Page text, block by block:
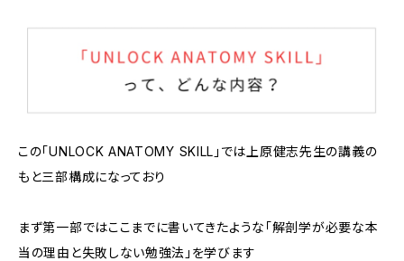
この「UNLOCK ANATOMY SKILL」では上原健志先生の講義の
もと三部構成になっており
まず第一部ではここまでに書いてきたような「解剖学が必要な本
当の理由と失敗しない勉強法」を学びます